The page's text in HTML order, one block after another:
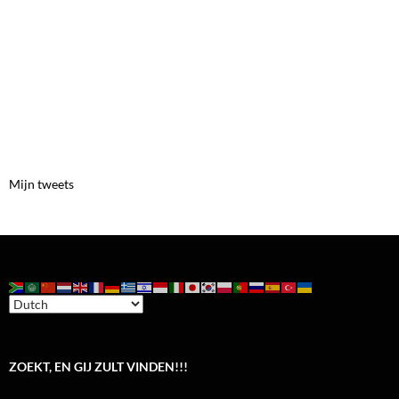
Mijn tweets
ZOEKT, EN GIJ ZULT VINDEN!!!